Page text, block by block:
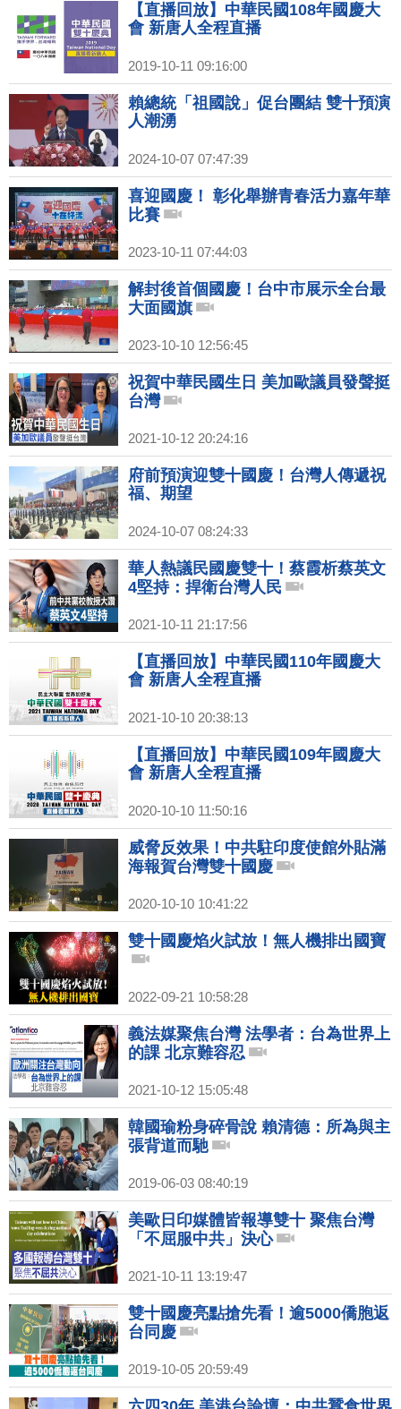
【直播回放】中華民國108年國慶大
會 新唐人全程直播
2019-10-11 09:16:00
賴總統「祖國說」促台團結 雙十預演
人潮湧
2024-10-07 07:47:39
喜迎國慶！ 彰化舉辦青春活力嘉年華
比賽
2023-10-11 07:44:03
解封後首個國慶！台中市展示全台最
大面國旗
2023-10-10 12:56:45
祝賀中華民國生日 美加歐議員發聲挺
台灣
2021-10-12 20:24:16
府前預演迎雙十國慶！台灣人傳遞祝
福、期望
2024-10-07 08:24:33
華人熱議民國慶雙十！蔡霞析蔡英文
4堅持：捍衛台灣人民
2021-10-11 21:17:56
【直播回放】中華民國110年國慶大
會 新唐人全程直播
2021-10-10 20:38:13
【直播回放】中華民國109年國慶大
會 新唐人全程直播
2020-10-10 11:50:16
威脅反效果！中共駐印度使館外貼滿
海報賀台灣雙十國慶
2020-10-10 10:41:22
雙十國慶焰火試放！無人機排出國寶
2022-09-21 10:58:28
義法媒聚焦台灣 法學者：台為世界上
的課 北京難容忍
2021-10-12 15:05:48
韓國瑜粉身碎骨說 賴清德：所為與主
張背道而馳
2019-06-03 08:40:19
美歐日印媒體皆報導雙十 聚焦台灣
「不屈服中共」決心
2021-10-11 13:19:47
雙十國慶亮點搶先看！逾5000僑胞返
台同慶
2019-10-05 20:59:49